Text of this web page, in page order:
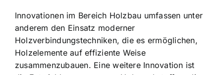
Innovationen im Bereich Holzbau umfassen unter
anderem den Einsatz moderner
Holzverbindungstechniken, die es ermöglichen,
Holzelemente auf effiziente Weise
zusammenzubauen. Eine weitere Innovation ist